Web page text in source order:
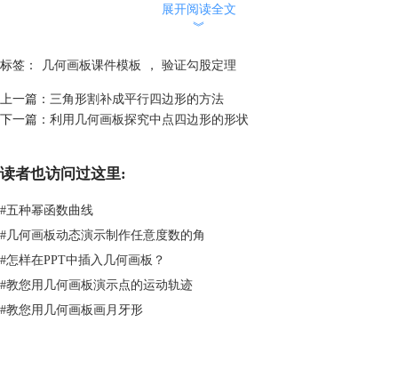
段的长度，并按三角形的字母修改好标签。单击“标记工具”，标记
的大小。
7.执行“数据”—“计算”命令，打开新建计算对话框，依次单
击“EC”、“^”、“2”、“+”、“DE”、“^”、“2”、“—”、“2”、“*”、“EC”、
”，单击确定按钮，关闭对话框，计算出EC2+DE2—
8.执行“文件”—“保存”命令即可。
本课件制作方法比较简单，适合教师在课堂中给学生演示图像，也适合学
生自己动手研究问题。点击下面的“
板，可参考几何画板验证勾股定理 。
展开阅读全文
︾
标签： 几何画板课件模板 ， 验证勾股定理
上一篇： 三角形割补成平行四边形的方法
下一篇： 利用几何画板探究中点四边形的形状
读者也访问过这里:
#五种幂函数曲线
#几何画板动态演示制作任意度数的角
#怎样在PPT中插入几何画板？
#教您用几何画板演示点的运动轨迹
#教您用几何画板画月牙形